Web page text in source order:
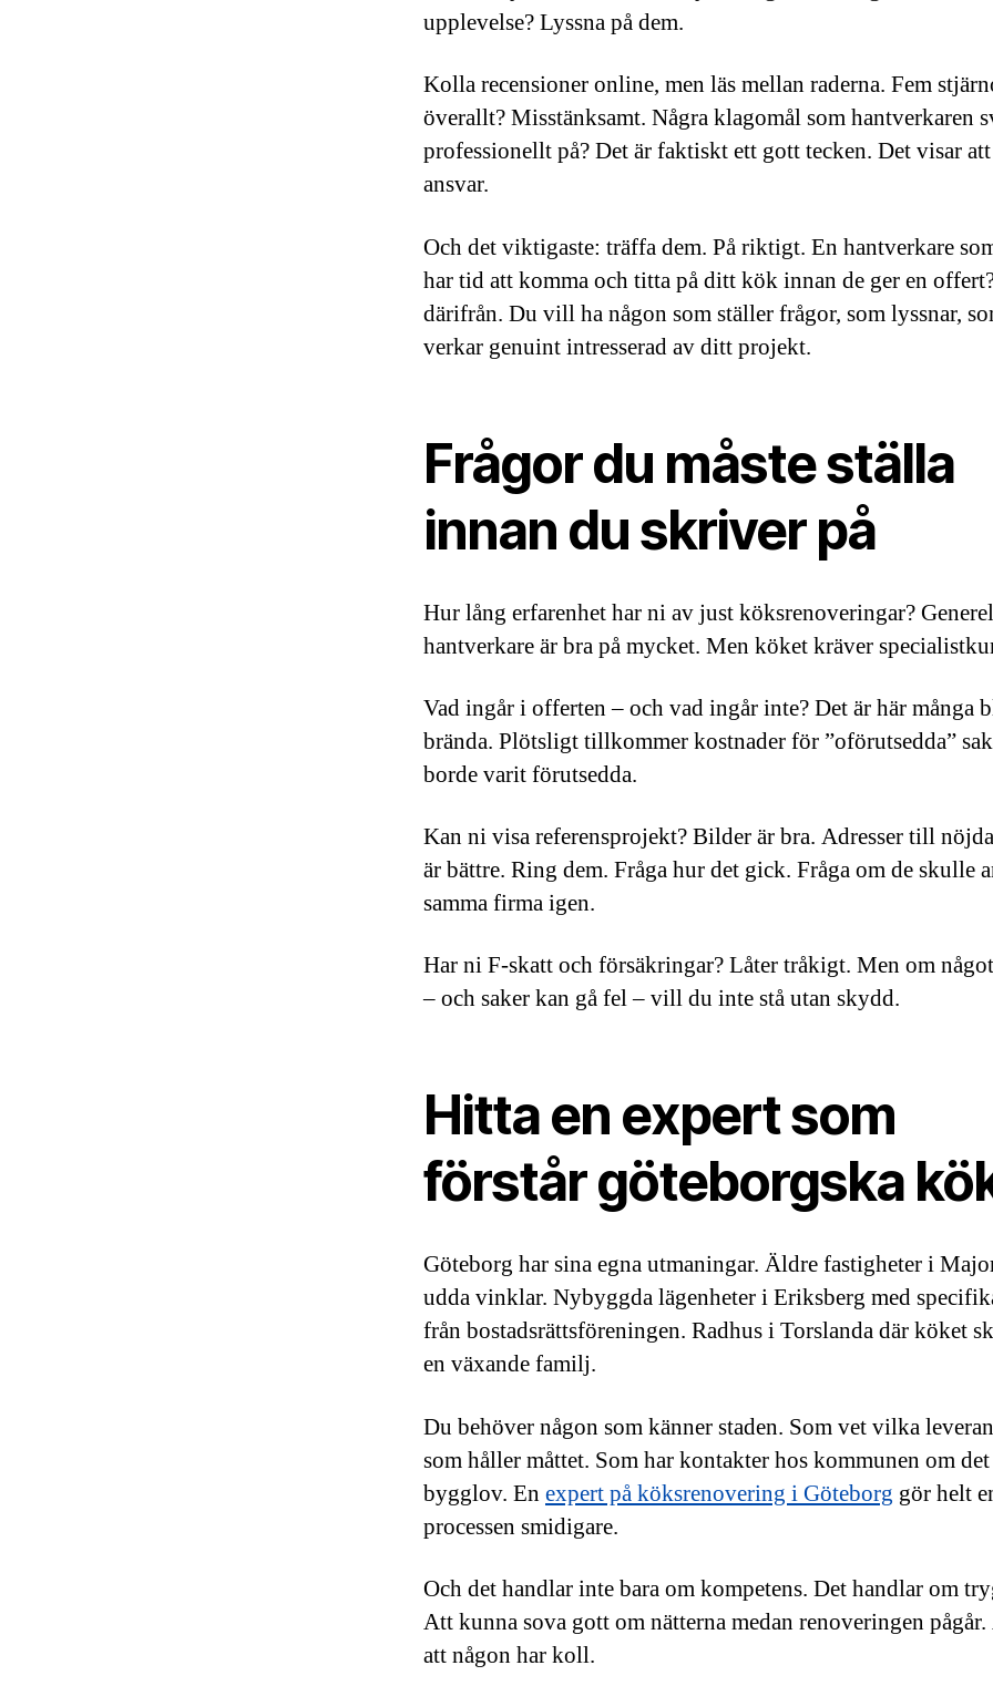
upplevelse? Lyssna på dem.
Kolla recensioner online, men läs mellan raderna. Fem
överallt? Misstänksamt. Några klagomål som hantverkaren
professionellt på? Det är faktiskt ett gott tecken. Det visar
ansvar.
Och det viktigaste: träffa dem. På riktigt. En hantverkare
har tid att komma och titta på ditt kök innan de ger en
därifrån. Du vill ha någon som ställer frågor, som lyssnar,
verkar genuint intresserad av ditt projekt.
Frågor du måste ställa
innan du skriver på
Hur lång erfarenhet har ni av just köksrenoveringar?
hantverkare är bra på mycket. Men köket kräver
Vad ingår i offerten – och vad ingår inte? Det är här många
brända. Plötsligt tillkommer kostnader för ”oförutsedda”
borde varit förutsedda.
Kan ni visa referensprojekt? Bilder är bra. Adresser till
är bättre. Ring dem. Fråga hur det gick. Fråga om de skulle
samma firma igen.
Har ni F-skatt och försäkringar? Låter tråkigt. Men om
– och saker kan gå fel – vill du inte stå utan skydd.
Hitta en expert som
förstår göteborgska
Göteborg har sina egna utmaningar. Äldre fastigheter i
udda vinklar. Nybyggda lägenheter i Eriksberg med
från bostadsrättsföreningen. Radhus i Torslanda där köket
en växande familj.
Du behöver någon som känner staden. Som vet vilka
som håller måttet. Som har kontakter hos kommunen om
bygglov. En expert på köksrenovering i Göteborg gör helt
processen smidigare.
Och det handlar inte bara om kompetens. Det handlar om
Att kunna sova gott om nätterna medan renoveringen
att någon har koll.